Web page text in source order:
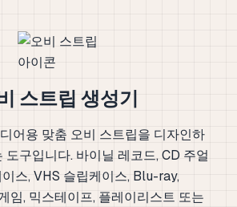
스트립 생성기
어용 맞춤 오비 스트립을 디자인하
도구입니다. 바이닐 레코드, CD 주얼
스, VHS 슬립케이스, Blu-ray,
임, 믹스테이프, 플레이리스트 또는